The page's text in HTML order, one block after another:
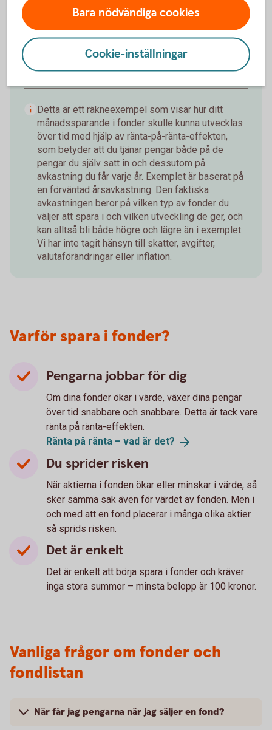
Detta är ett räkneexempel som visar hur ditt
månadssparande i fonder skulle kunna utvecklas
över tid med hjälp av ränta-på-ränta-effekten,
som betyder att du tjänar pengar både på de
pengar du själv satt in och dessutom på
avkastning du får varje år. Exemplet är baserat på
en förväntad årsavkastning. Den faktiska
avkastningen beror på vilken typ av fonder du
väljer att spara i och vilken utveckling de ger, och
kan alltså bli både högre och lägre än i exemplet.
Vi har inte tagit hänsyn till skatter, avgifter,
valutaförändringar eller inflation.
Varför spara i fonder?
Pengarna jobbar för dig
Om dina fonder ökar i värde, växer dina pengar
över tid snabbare och snabbare. Detta är tack vare
ränta på ränta-effekten.
Ränta på ränta – vad är det?
Du sprider risken
När aktierna i fonden ökar eller minskar i värde, så
sker samma sak även för värdet av fonden. Men i
och med att en fond placerar i många olika aktier
så sprids risken.
Det är enkelt
Det är enkelt att börja spara i fonder och kräver
inga stora summor – minsta belopp är 100 kronor.
Vanliga frågor om fonder och
fondlistan
När får jag pengarna när jag säljer en fond?
Bara nödvändiga cookies
Cookie-inställningar